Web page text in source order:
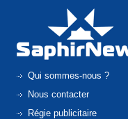
Qui sommes-nous ?
Nous contacter
Régie publicitaire